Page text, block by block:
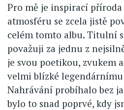
Pro mě je inspirací
atmosféru se zcela jistě
celém tomto albu. Titulní
považuji za jednu z
je svou poetikou, zvukem
velmi blízké legendárnímu
Nahrávání probíhalo bez
bylo to snad poprvé, kdy